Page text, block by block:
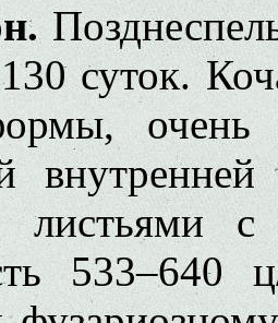
суток.
очень
с
533–640